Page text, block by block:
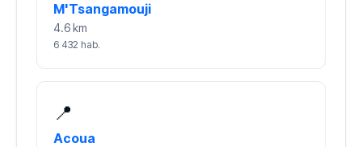
M'Tsangamouji
4.6 km
6 432 hab.
📍
Acoua